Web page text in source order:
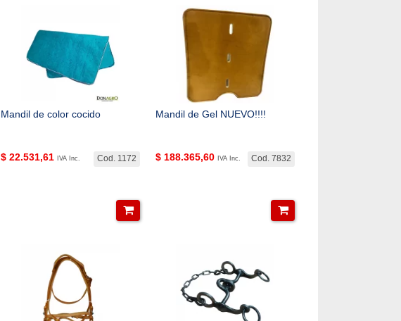
Mandil de color cocido
Cod. 1172
$ 22.531,61 IVA Inc.
Mandil de Gel NUEVO!!!!
Cod. 7832
$ 188.365,60 IVA Inc.